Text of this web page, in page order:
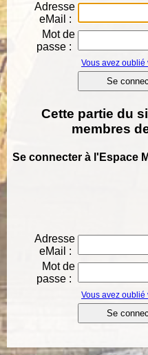
Adresse
eMail :
Mot de
passe :
Vous avez oublié
Cette partie du
membres
Se connecter à l'Espace
Adresse
eMail :
Mot de
passe :
Vous avez oublié